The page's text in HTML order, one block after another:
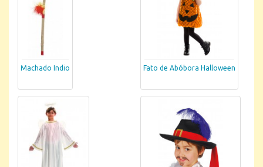
Machado Indio Fato de Abóbora Halloween